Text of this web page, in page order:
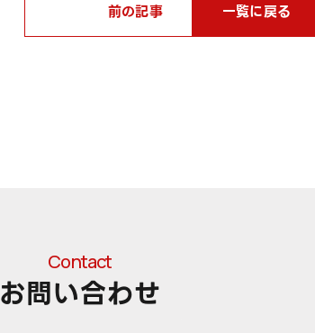
前の記事 一覧に戻る
Contact
お問い合わせ